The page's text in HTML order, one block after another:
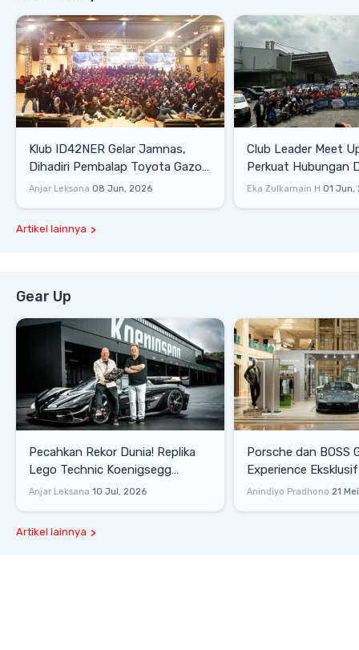
Klub ID42NER Gelar Jamnas,
Dihadiri Pembalap Toyota Gazoo
Racing
Anjar Leksana 08 Jun, 2026
Club Leader Meet
Perkuat Hubungan
Dengan Komunitas
Eka Zulkarnain H 01 Jun,
Artikel lainnya
Gear Up
Pecahkan Rekor Dunia! Replika
Lego Technic Koenigsegg
Sadair's Spear Ukuran Asli Sukses
Anjar Leksana 10 Jul, 2026
Porsche dan BOSS
Experience
Senayan, Hadirkan
Anindiyo Pradhono 21
Artikel lainnya